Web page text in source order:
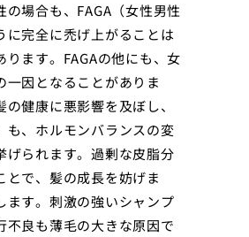
場合も、FAGA（女性男性
完全に禿げ上がることは
ます。FAGAの他にも、女
因となることがありま
健康に悪影響を及ぼし、
も、ホルモンバランスの変
げられます。過剰な皮脂分
で、髪の成長を妨げま
ます。刺激の強いシャンプ
良も薄毛の大きな原因で